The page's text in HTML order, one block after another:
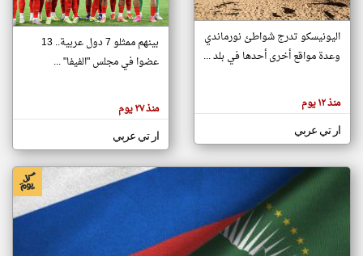
تغيير الدولة
اخبار جزر القمر على مدار الساعة
أهم اخبار جزر القمر العاجلة والمباشرة
هنا عن
وجهة
كاتبيها.
اليونيسكو تدرج شواطئ نورماندي
وعدة مواقع أخرى أحدها في بلد ...
منذ ١٢ يوم
ار تي عربي
بينهم ممثلو 7 دول عربية.. 13
عضوا في مجلس "الفيفا" ...
منذ ٢٧ يوم
ار تي عربي
klyoum.com